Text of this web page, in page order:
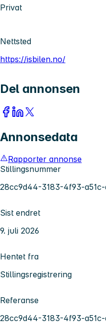
Privat
Nettsted
https://isbilen.no/
Del annonsen
Annonsedata
Rapporter annonse
Stillingsnummer
28cc9d44-3183-4f93-
Sist endret
9. juli 2026
Hentet fra
Stillingsregistrering
Referanse
28cc9d44-3183-4f93-